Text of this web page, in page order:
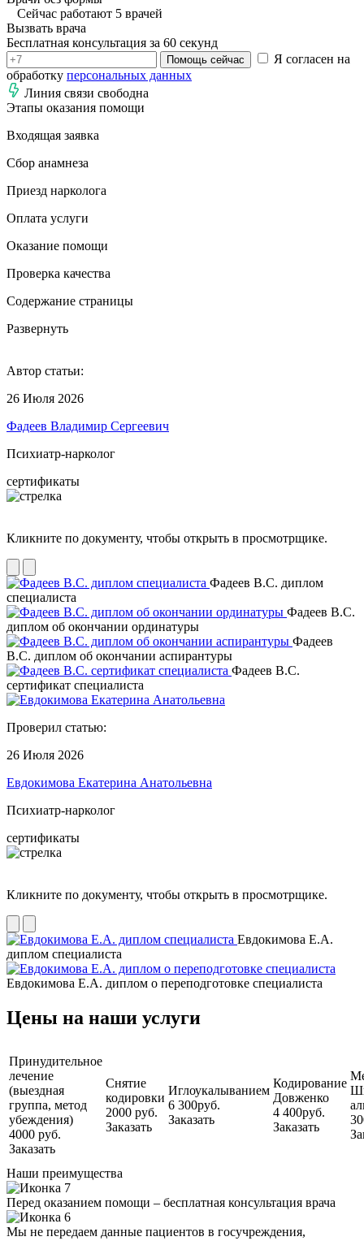
Сейчас работают 5 врачей
Вызвать врача
Бесплатная консультация за 60 секунд
Помощь сейчас
Я согласен на
обработку персональных данных
Линия связи свободна
Этапы оказания помощи
Входящая заявка
Сбор анамнеза
Приезд нарколога
Оплата услуги
Оказание помощи
Проверка качества
Содержание страницы
Развернуть
Автор статьи:
26 Июля 2026
Фадеев Владимир Сергеевич
Психиатр-нарколог
сертификаты
Кликните по документу, чтобы открыть в просмотрщике.
Фадеев В.С. диплом
специалиста
Фадеев В.С.
диплом об окончании ординатуры
Фадеев
В.С. диплом об окончании аспирантуры
Фадеев В.С.
сертификат специалиста
Проверил статью:
26 Июля 2026
Евдокимова Екатерина Анатольевна
Психиатр-нарколог
сертификаты
Кликните по документу, чтобы открыть в просмотрщике.
Евдокимова Е.А.
диплом специалиста
Евдокимова Е.А. диплом о переподготовке специалиста
Цены на наши услуги
Принудительное
лечение
(выездная
группа, метод
убеждения)
4000 руб.
Заказать
Снятие
кодировки
2000 руб.
Заказать
Иглоукалыванием
6 300руб.
Заказать
Кодирование
Довженко
4 400руб.
Заказать
Наши преимущества
Перед оказанием помощи – бесплатная консультация врача
Мы не передаем данные пациентов в госучреждения,